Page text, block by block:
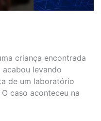
criança encontrada
acabou levando
de um laboratório
caso aconteceu na